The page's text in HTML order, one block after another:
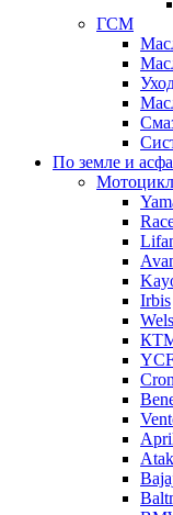
ГСМ
По земле и
Irbis
Wels